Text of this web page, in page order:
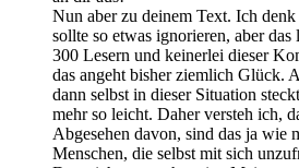
Nun aber zu deinem Text. Ich
sollte so etwas ignorieren, aber das
300 Lesern und keinerlei dieser
das angeht bisher ziemlich Glück.
dann selbst in dieser Situation
mehr so leicht. Daher versteh ich,
Abgesehen davon, sind das ja wie
Menschen, die selbst mit sich